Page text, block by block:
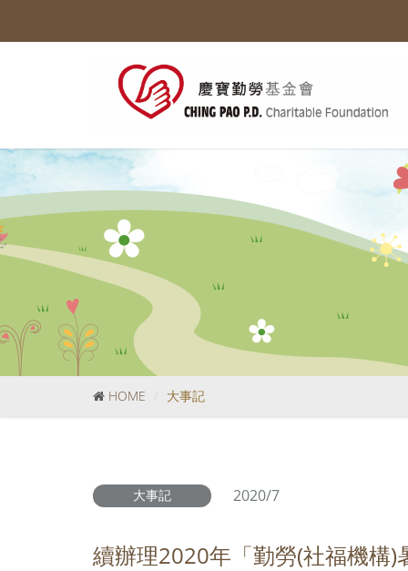
HOME 大事記
大事記 2020/7
續辦理2020年「勤勞(社福機構)